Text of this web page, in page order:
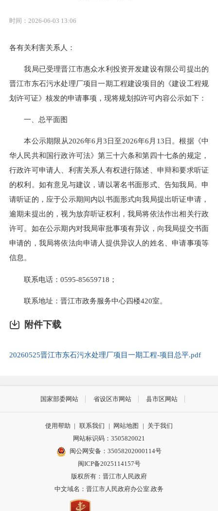
时间：2026-06-03 13:06
各有关利害关系人：
我局已受理晋江市惠众水利投资开发建设有限公司提出的
晋江市东石污水处理厂项目一期工程建设项目的《建设工程规
划许可证》核发的申请事项，现将规划拟许可内容公示如下：
一、总平面图
本公示期限从2026年6月3日至2026年6月13日。根据《中
华人民共和国行政许可法》第三十六条和第四十七条的规定，
行政许可申请人、利害关系人有权进行陈述、申辩和要求听证
的权利。如有意见与建议，请以署名书面形式、告知我局。申
请听证的，应于公示期间内以书面形式向我局提出听证申请，
逾期未提出的，视为放弃听证权利，我局将依法作出相关行政
许可。如在公示期内对我局审批事项有异议，向我局提交书面
申请的，我局将依法向申请人提供异议人的姓名、申请事项等
信息。
联系电话： 0595-85659718 ；
联系地址：晋江市政务服务中心四楼420室。
附件下载
20260525晋江市东石污水处理厂项目一期工程-项目总平.pdf
国家部委网站 省设区市网站 县市区网站
使用帮助 | 联系我们 | 网站地图 | 关于我们
网站标识码：3505820021
闽公网安备：35058202000114号
闽ICP备2025114157号
版权所有：晋江市人民政府
中文域名：晋江市人民政府办公室.政务